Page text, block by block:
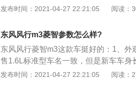
统没有打开，只要常电和ACC电没断
0”，并将一直闪烁显示，提醒用户时钟
发布时间：2021-04-27 22:21:05 阅读：
东风风行m3菱智参数怎么样?
东风风行菱智m3这款车挺好的：1、
售1.6L标准型车名一致，但是新车车身
达到了5115\/1720\/1960mm，轴距为
发布时间：2021-04-27 22:21:05 阅读：